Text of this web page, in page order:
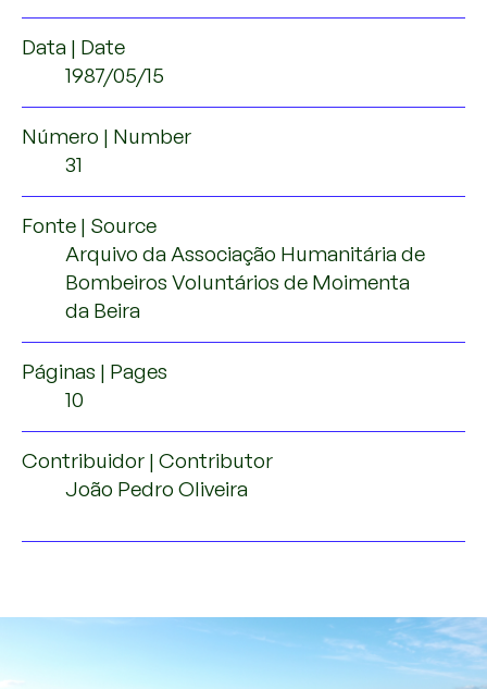
Data | Date
1987/05/15
Número | Number
31
Fonte | Source
Arquivo da Associação Humanitária de
Bombeiros Voluntários de Moimenta
da Beira
Páginas | Pages
10
Contribuidor | Contributor
João Pedro Oliveira